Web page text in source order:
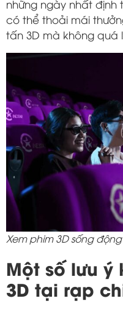
những ngày nhất
có thể thoải mái
tấn 3D mà không quá
Xem phim 3D sống
Một số lưu ý
3D tại rạp